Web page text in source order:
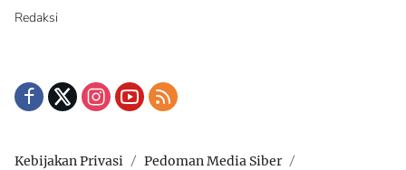
Redaksi
Kebijakan Privasi Pedoman Media Siber